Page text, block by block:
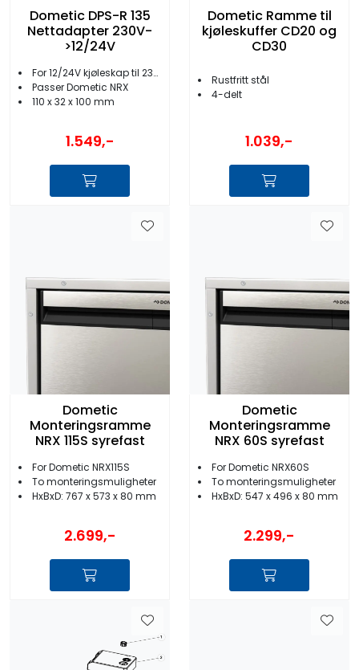
Dometic DPS-R 135
Nettadapter 230V-
>12/24V
For 12/24V kjøleskap til 230V nett
Passer Dometic NRX
110 x 32 x 100 mm
1.549,-
Dometic Ramme til
kjøleskuffer CD20 og
CD30
Rustfritt stål
4-delt
1.039,-
Dometic
Monteringsramme
NRX 115S syrefast
For Dometic NRX115S
To monteringsmuligheter
HxBxD: 767 x 573 x 80 mm
2.699,-
Dometic
Monteringsramme
NRX 60S syrefast
For Dometic NRX60S
To monteringsmuligheter
HxBxD: 547 x 496 x 80 mm
2.299,-